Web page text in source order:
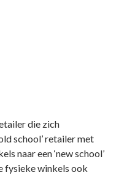
die zich
school’ retailer met
naar een ‘new school’
fysieke winkels ook